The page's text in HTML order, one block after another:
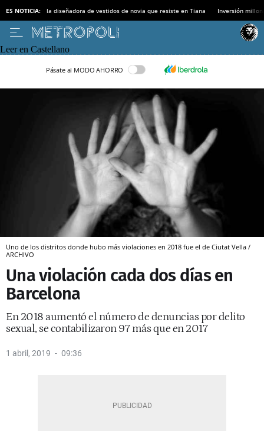
ES NOTICIA: la diseñadora de vestidos de novia que resiste en Tiana Inversión
Leer en Castellano
Pásate al MODO AHORRO
Uno de los distritos donde hubo más violaciones en 2018 fue el de Ciutat Vella /
ARCHIVO
Una violación cada dos días en
Barcelona
En 2018 aumentó el número de denuncias por delito
sexual, se contabilizaron 97 más que en 2017
1 abril, 2019 09:36